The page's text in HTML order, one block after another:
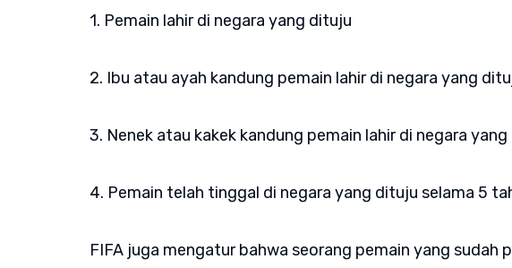
1. Pemain lahir di negara yang dituju
2. Ibu atau ayah kandung pemain lahir di negara yang
3. Nenek atau kakek kandung pemain lahir di negara
4. Pemain telah tinggal di negara yang dituju selama 5
FIFA juga mengatur bahwa seorang pemain yang sudah